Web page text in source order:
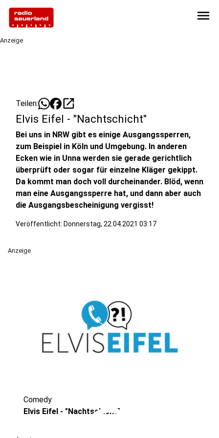
menu
Anzeige
Teilen: open_in_new
Elvis Eifel - "Nachtschicht"
Bei uns in NRW gibt es einige Ausgangssperren,
zum Beispiel in Köln und Umgebung. In anderen
Ecken wie in Unna werden sie gerade gerichtlich
überprüft oder sogar für einzelne Kläger gekippt.
Da kommt man doch voll durcheinander. Blöd, wenn
man eine Ausgangssperre hat, und dann aber auch
die Ausgangsbescheinigung vergisst!
Veröffentlicht: Donnerstag, 22.04.2021 03:17
Anzeige
Comedy
Elvis Eifel - "Nachtschicht"